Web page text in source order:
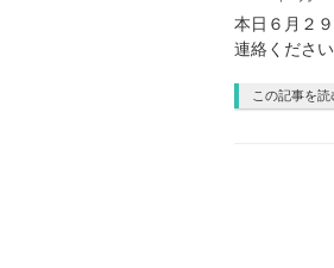
本日６月２
連絡ください
この記事を読